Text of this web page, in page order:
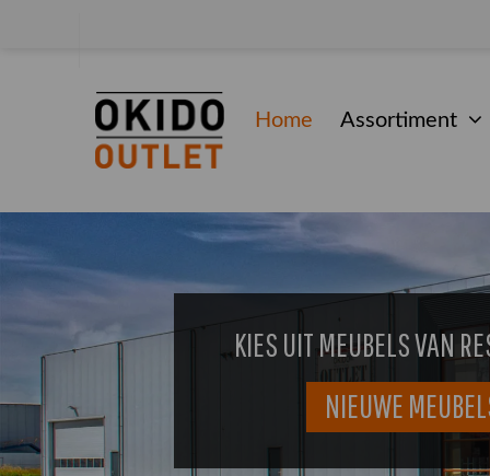
Home Assortiment
KIES UIT MEUBELS VAN
NIEUWE